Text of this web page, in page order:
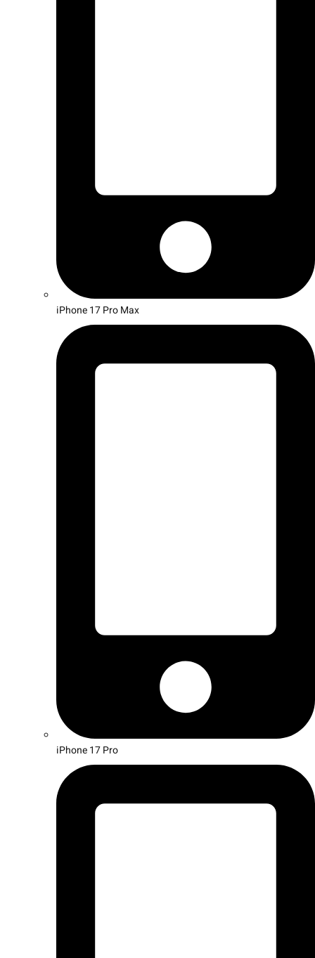
iPhone 17 Pro Max
iPhone 17 Pro